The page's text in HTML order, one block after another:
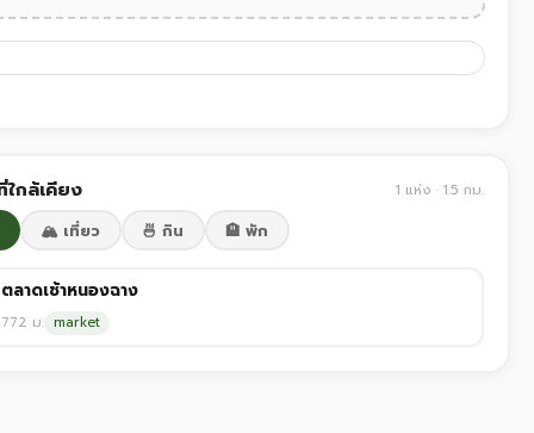
กล้เคียง 1 แห่ง · 1.5 กม.
🏔️ เที่ยว 🍜 กิน 🏨 พัก
ตลาดเช้าหนองฉาง
772 ม. market